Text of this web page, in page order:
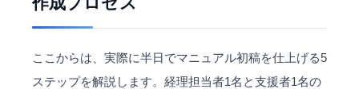
ここからは、実際に半日でマニュアル初稿を仕上げる5
ステップを解説します。経理担当者1名と支援者1名の